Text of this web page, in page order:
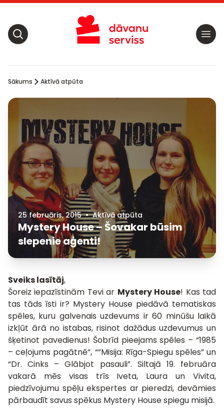
Sākums Aktīvā atpūta
25 februāris, 2015 • Aktīvā atpūta
Mystery House – Šovakar būsim
slepenie aģenti!
Sveiks lasītāj,
Šoreiz iepazīstinām Tevi ar Mystery House! Kas tad
tas tāds īsti ir? Mystery House piedāvā tematiskas
spēles, kuru galvenais uzdevums ir 60 minūšu laikā
izkļūt ārā no istabas, risinot dažādus uzdevumus un
šķetinot pavedienus! Šobrīd pieejams spēles – “1985
– ceļojums pagātnē”, “”Misija: Rīga-Spiegu spēles” un
“Dr. Cinks – Glābjot pasauli”. Siltajā 19. februāra
vakarā mēs visas trīs Iveta, Laura un Vivita,
piedzīvojumu spēļu ekspertes ar pieredzi, devāmies
pārbaudīt savus spēkus Mystery House spiegu misijā.